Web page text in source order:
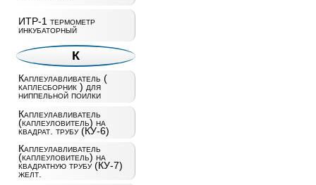
ИТР-1 термометр
инкубаторный
К
Каплеулавливатель (
каплесборник ) для
ниппельной поилки
Каплеулавливатель
(каплеуловитель) на
квадрат. трубу (КУ-6)
Каплеулавливатель
(каплеуловитель) на
квадратную трубу (КУ-7)
желт.